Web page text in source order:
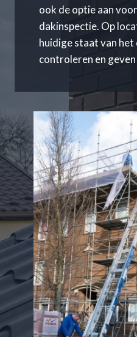
ook de optie aan
dakinspectie. Op
huidige staat van het
controleren en